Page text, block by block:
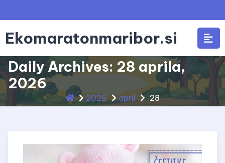
to
content
Ekomaratonmaribor.si
Daily Archives: 28 aprila,
2026
2026 april 28